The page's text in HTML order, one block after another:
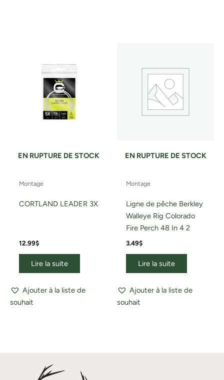
EN RUPTURE DE STOCK
Montage
CORTLAND LEADER 3X
12.99$
Lire la suite
Ajouter à la liste de
souhait
EN RUPTURE DE STOCK
Montage
Ligne de pêche Berkley
Walleye Rig Colorado
Fire Perch 48 In 4 2
3.49$
Lire la suite
Ajouter à la liste de
souhait